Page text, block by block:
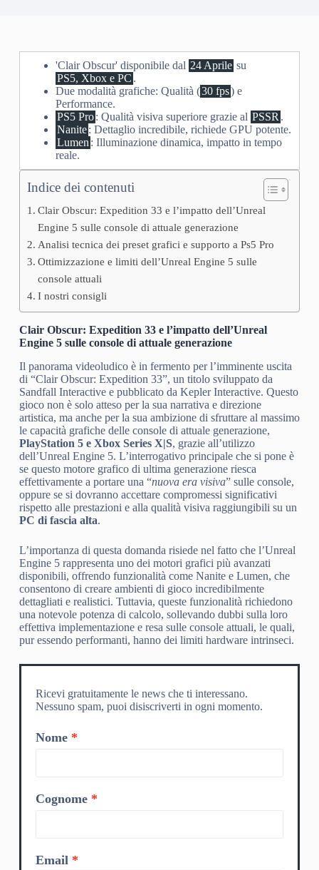
'Clair Obscur' disponibile dal 24 Aprile su
PS5, Xbox e PC .
Due modalità grafiche: Qualità (30 fps) e
Performance.
PS5 Pro: Qualità visiva superiore grazie al PSSR .
Nanite: Dettaglio incredibile, richiede GPU potente.
Lumen : Illuminazione dinamica, impatto in tempo
reale.
Indice dei contenuti
Clair Obscur: Expedition 33 e l’impatto dell’Unreal
Engine 5 sulle console di attuale generazione
Analisi tecnica dei preset grafici e supporto a Ps5 Pro
Ottimizzazione e limiti dell’Unreal Engine 5 sulle
console attuali
I nostri consigli
Clair Obscur: Expedition 33 e l’impatto dell’Unreal
Engine 5 sulle console di attuale generazione
Il panorama videoludico è in fermento per l’imminente uscita
di “Clair Obscur: Expedition 33”, un titolo sviluppato da
Sandfall Interactive e pubblicato da Kepler Interactive. Questo
gioco non è solo atteso per la sua narrativa e direzione
artistica, ma anche per la sua ambizione di sfruttare al massimo
le capacità grafiche delle console di attuale generazione,
PlayStation 5 e Xbox Series X|S, grazie all’utilizzo
dell’Unreal Engine 5. L’interrogativo principale che si pone è
se questo motore grafico di ultima generazione riesca
effettivamente a portare una “nuova era visiva” sulle console,
oppure se si dovranno accettare compromessi significativi
rispetto alle prestazioni e alla qualità visiva raggiungibili su un
PC di fascia alta.
L’importanza di questa domanda risiede nel fatto che l’Unreal
Engine 5 rappresenta uno dei motori grafici più avanzati
disponibili, offrendo funzionalità come Nanite e Lumen, che
consentono di creare ambienti di gioco incredibilmente
dettagliati e realistici. Tuttavia, queste funzionalità richiedono
una notevole potenza di calcolo, sollevando dubbi sulla loro
effettiva implementazione e resa sulle console attuali, le quali,
pur essendo performanti, hanno dei limiti hardware intrinseci.
Ricevi gratuitamente le news che ti interessano.
Nessuno spam, puoi disiscriverti in ogni momento.
Nome
Cognome
Email